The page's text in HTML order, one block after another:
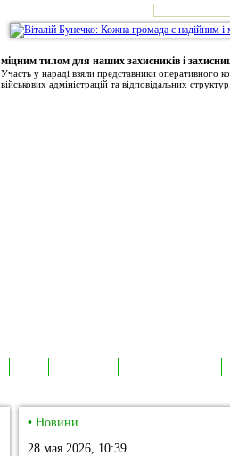
міцним тилом для наших захисників і
Участь у нараді взяли представники оперативного
військових адміністрацій та відповідальних
• Новини
28 мая 2026, 10:39